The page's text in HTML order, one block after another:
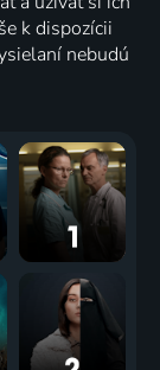
k dispozícii
nebudú